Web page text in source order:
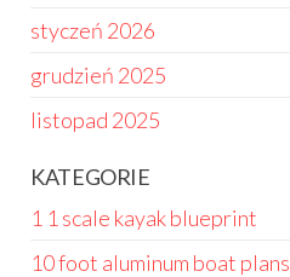
styczeń 2026
grudzień 2025
listopad 2025
KATEGORIE
1 1 scale kayak blueprint
10 foot aluminum boat plans